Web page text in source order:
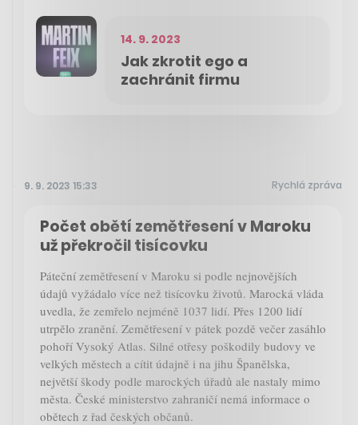
14. 9. 2023
Jak zkrotit ego a
zachránit firmu
9. 9. 2023 15:33 Rychlá zpráva
Počet obětí zemětřesení v Maroku
už překročil tisícovku
Páteční zemětřesení v Maroku si podle nejnovějších
údajů vyžádalo více než tisícovku životů. Marocká vláda
uvedla, že zemřelo nejméně 1037 lidí. Přes 1200 lidí
utrpělo zranění. Zemětřesení v pátek pozdě večer zasáhlo
pohoří Vysoký Atlas. Silné otřesy poškodily budovy ve
velkých městech a cítit údajně i na jihu Španělska,
největší škody podle marockých úřadů ale nastaly mimo
města. České ministerstvo zahraničí nemá informace o
obětech z řad českých občanů.